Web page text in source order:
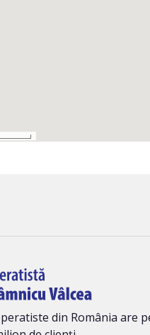
din România are